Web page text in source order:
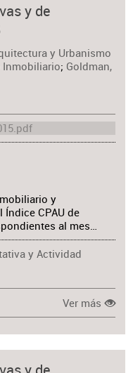
y de
y Urbanismo
Inmobiliario; Goldman,
y
CPAU de
al mes…
y Actividad
Ver más